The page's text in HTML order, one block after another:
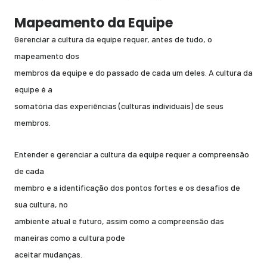
Mapeamento da Equipe
Gerenciar a cultura da equipe requer, antes de tudo, o
mapeamento dos
membros da equipe e do passado de cada um deles. A cultura da
equipe é a
somatória das experiências (culturas individuais) de seus
membros.
Entender e gerenciar a cultura da equipe requer a compreensão
de cada
membro e a identificação dos pontos fortes e os desafios de
sua cultura, no
ambiente atual e futuro, assim como a compreensão das
maneiras como a cultura pode
aceitar mudanças.